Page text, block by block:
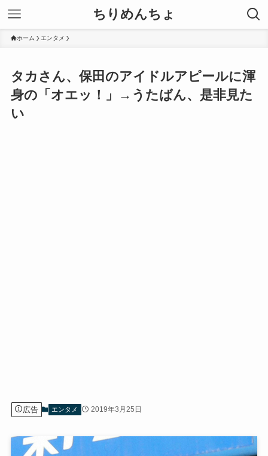
ちりめんちょ
ホーム エンタメ
タカさん、保田のアイドルアピールに渾
身の「オエッ！」→うたばん、是非見た
い
広告 エンタメ 2019年3月25日